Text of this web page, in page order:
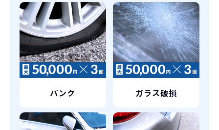
通常のカーリースの場合、そのまま継続
して乗るか、購入するかなどを選べます。
しかし、イッカーズの場合は、車両を必
ず返却していただくことを前提とするこ
とで「超低価格」を実現しています。
新型の新車に 定期的に乗換
車はだいたい３年くらいで飽きると言わ
れています。
もちろん、その人によりますが、最新型
く、人にも自慢できます！
料」などが不要となります。
パンク ガラス破損